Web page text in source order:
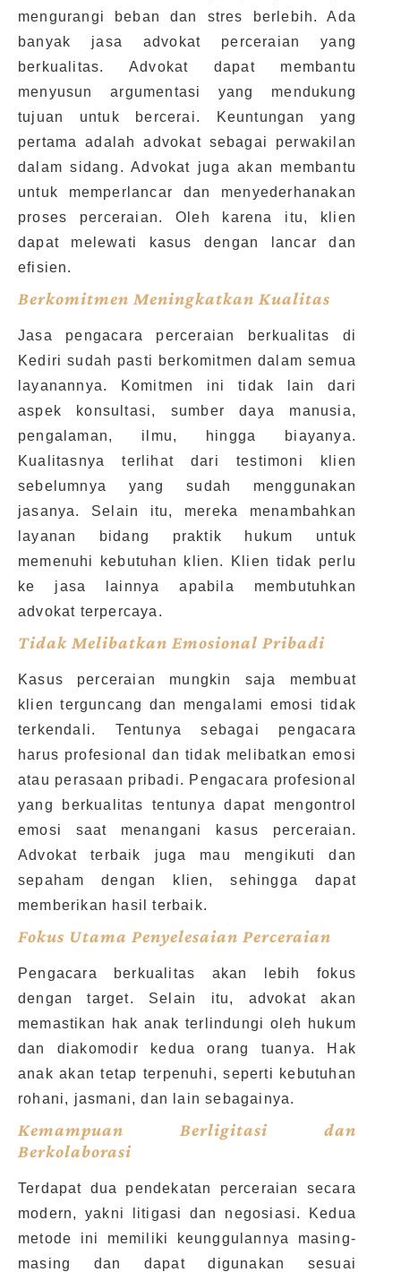
mengurangi beban dan stres berlebih. Ada
banyak jasa advokat perceraian yang
berkualitas. Advokat dapat membantu
menyusun argumentasi yang mendukung
tujuan untuk bercerai. Keuntungan yang
pertama adalah advokat sebagai perwakilan
dalam sidang. Advokat juga akan membantu
untuk memperlancar dan menyederhanakan
proses perceraian. Oleh karena itu, klien
dapat melewati kasus dengan lancar dan
efisien.
Berkomitmen Meningkatkan Kualitas
Jasa pengacara perceraian berkualitas di
Kediri sudah pasti berkomitmen dalam semua
layanannya. Komitmen ini tidak lain dari
aspek konsultasi, sumber daya manusia,
pengalaman, ilmu, hingga biayanya.
Kualitasnya terlihat dari testimoni klien
sebelumnya yang sudah menggunakan
jasanya. Selain itu, mereka menambahkan
layanan bidang praktik hukum untuk
memenuhi kebutuhan klien. Klien tidak perlu
ke jasa lainnya apabila membutuhkan
advokat terpercaya.
Tidak Melibatkan Emosional Pribadi
Kasus perceraian mungkin saja membuat
klien terguncang dan mengalami emosi tidak
terkendali. Tentunya sebagai pengacara
harus profesional dan tidak melibatkan emosi
atau perasaan pribadi. Pengacara profesional
yang berkualitas tentunya dapat mengontrol
emosi saat menangani kasus perceraian.
Advokat terbaik juga mau mengikuti dan
sepaham dengan klien, sehingga dapat
memberikan hasil terbaik.
Fokus Utama Penyelesaian Perceraian
Pengacara berkualitas akan lebih fokus
dengan target. Selain itu, advokat akan
memastikan hak anak terlindungi oleh hukum
dan diakomodir kedua orang tuanya. Hak
anak akan tetap terpenuhi, seperti kebutuhan
rohani, jasmani, dan lain sebagainya.
Kemampuan Berligitasi dan
Berkolaborasi
Terdapat dua pendekatan perceraian secara
modern, yakni litigasi dan negosiasi. Kedua
metode ini memiliki keunggulannya masing-
masing dan dapat digunakan sesuai